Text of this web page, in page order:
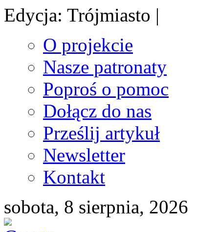
Edycja: Trójmiasto |
O projekcie
Nasze patronaty
Poproś o pomoc
Dołącz do nas
Prześlij artykuł
Newsletter
Kontakt
sobota, 8 sierpnia, 2026